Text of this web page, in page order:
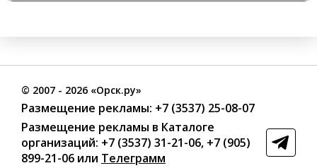
© 2007 - 2026 «Орск.ру»
Размещение рекламы: +7 (3537) 25-08-07
Размещение рекламы в Каталоге
организаций: +7 (3537) 31-21-06, +7 (905)
899-21-06 или Телеграмм